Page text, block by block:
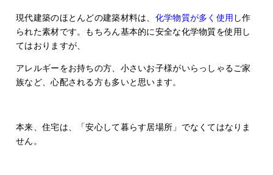
現代建築のほとんどの建築材料は、 化学物質が多く使用 し作
られた素材です。もちろん基本的に安全な化学物質を使用し
てはおりますが、
アレルギーをお持ちの方、小さいお子様がいらっしゃるご家
族など、心配される方も多いと思います。
本来、住宅は、「安心して暮らす居場所」でなくてはなりま
せん。